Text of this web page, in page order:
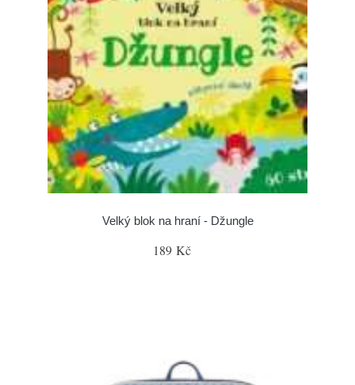
Velký blok na hraní - Džungle
189 Kč